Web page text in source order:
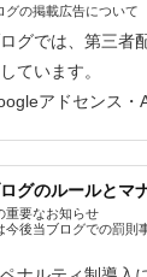
グの掲載広告について
グでは、第三者
ています。
アドセンス・
グのルールとマ
重要なお知らせ
今後当ブログでの罰則